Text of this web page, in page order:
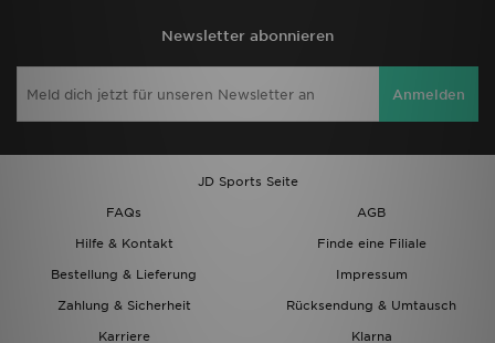
Newsletter abonnieren
Anmelden
JD Sports Seite
FAQs
AGB
Hilfe & Kontakt
Finde eine Filiale
Bestellung & Lieferung
Impressum
Zahlung & Sicherheit
Rücksendung & Umtausch
Karriere
Klarna